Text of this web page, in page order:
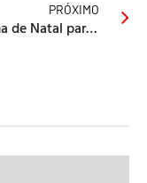
PRÓXIMO
Programa de Natal para as crianças – A criação louva o Salvador